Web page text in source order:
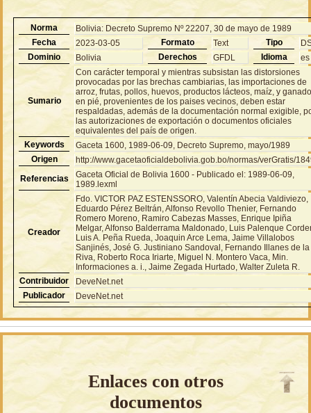
Norma
Bolivia: Decreto Supremo Nº 22207, 30 de mayo de 1989
Fecha
2023-03-05 Formato Text Tipo
Dominio
Bolivia Derechos GFDL Idioma es
Sumario
Con carácter temporal y mientras subsistan las distorsiones
provocadas por las brechas cambiarias, las importaciones de
arroz, frutas, pollos, huevos, productos lácteos, maíz, y
en pié, provenientes de los paises vecinos, deben estar
respaldadas, además de la documentación normal exigible,
las autorizaciones de exportación o documentos oficiales
equivalentes del país de origen.
Keywords
Gaceta 1600, 1989-06-09, Decreto Supremo, mayo/1989
Origen
http://www.gacetaoficialdebolivia.gob.bo/normas/verGratis/
Referencias
Gaceta Oficial de Bolivia 1600 - Publicado el: 1989-06-09,
1989.lexml
Creador
Fdo. VICTOR PAZ ESTENSSORO, Valentín Abecia Valdiviezo,
Eduardo Pérez Beltrán, Alfonso Revollo Thenier, Fernando
Romero Moreno, Ramiro Cabezas Masses, Enrique Ipiña
Melgar, Alfonso Balderrama Maldonado, Luis Palenque
Luis A. Peña Rueda, Joaquin Arce Lema, Jaime Villalobos
Sanjinés, José G. Justiniano Sandoval, Fernando Illanes de la
Riva, Roberto Roca Iriarte, Miguel N. Montero Vaca, Min.
Informaciones a. i., Jaime Zegada Hurtado, Walter Zuleta R.
Contribuidor
DeveNet.net
Publicador
DeveNet.net
Enlaces con otros
documentos